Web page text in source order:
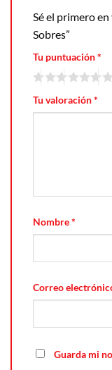
Sé el primero
Sobres”
Tu puntuación*
Tu valoración*
Nombre*
Correo
Guarda mi